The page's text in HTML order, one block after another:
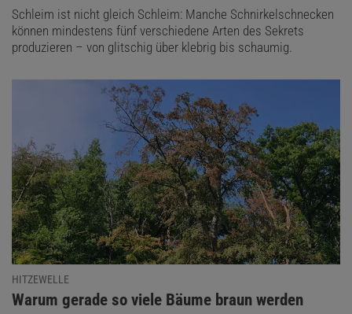
Schleim ist nicht gleich Schleim: Manche Schnirkelschnecken
können mindestens fünf verschiedene Arten des Sekrets
produzieren – von glitschig über klebrig bis schaumig.
HITZEWELLE
:
Warum gerade so viele Bäume braun werden